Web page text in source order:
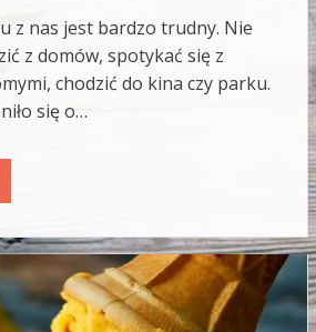
z nas jest bardzo trudny. Nie
z domów, spotykać się z
chodzić do kina czy parku.
się o…